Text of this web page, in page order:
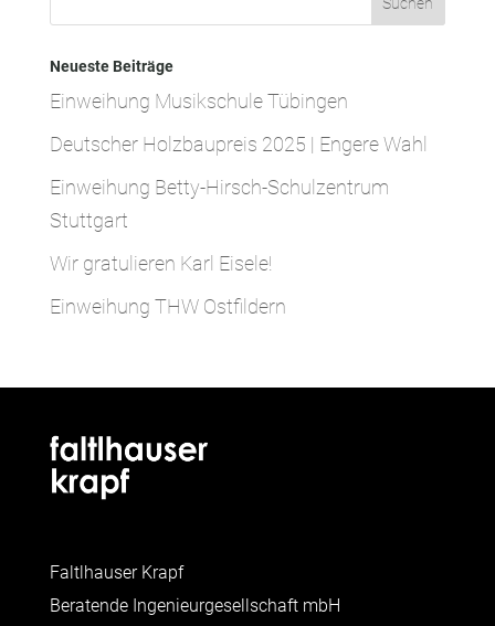
Neueste Beiträge
Einweihung Musikschule Tübingen
Deutscher Holzbaupreis 2025 | Engere Wahl
Einweihung Betty-Hirsch-Schulzentrum
Stuttgart
Wir gratulieren Karl Eisele!
Einweihung THW Ostfildern
Faltlhauser Krapf
Beratende Ingenieurgesellschaft mbH